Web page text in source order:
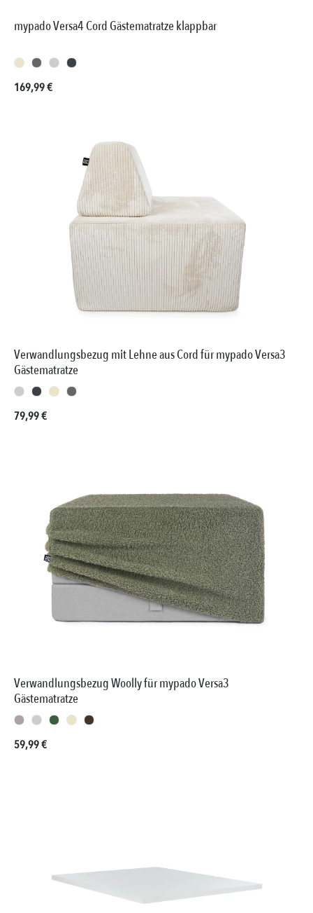
mypado Versa4 Cord Gästematratze klappbar
Regulärer Preis:
169,99 €
Verwandlungsbezug mit Lehne aus Cord für mypado Versa3
Gästematratze
Regulärer Preis:
79,99 €
Verwandlungsbezug Woolly für mypado Versa3
Gästematratze
Regulärer Preis:
59,99 €